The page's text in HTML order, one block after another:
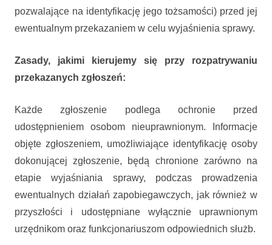
pozwalające na identyfikację jego tożsamości) przed jej
ewentualnym przekazaniem w celu wyjaśnienia sprawy.
Zasady, jakimi kierujemy się przy rozpatrywaniu
przekazanych zgłoszeń:
Każde zgłoszenie podlega ochronie przed
udostępnieniem osobom nieuprawnionym. Informacje
objęte zgłoszeniem, umożliwiające identyfikację osoby
dokonującej zgłoszenie, będą chronione zarówno na
etapie wyjaśniania sprawy, podczas prowadzenia
ewentualnych działań zapobiegawczych, jak również w
przyszłości i udostępniane wyłącznie uprawnionym
urzędnikom oraz funkcjonariuszom odpowiednich służb.